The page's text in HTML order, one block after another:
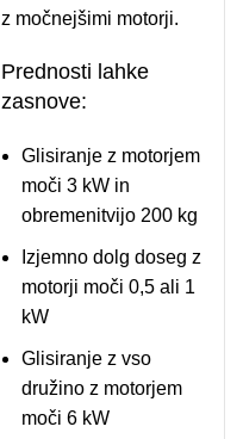
z močnejšimi motorji.
Prednosti lahke
zasnove:
Glisiranje z motorjem
moči 3 kW in
obremenitvijo 200 kg
Izjemno dolg doseg z
motorji moči 0,5 ali 1
kW
Glisiranje z vso
družino z motorjem
moči 6 kW